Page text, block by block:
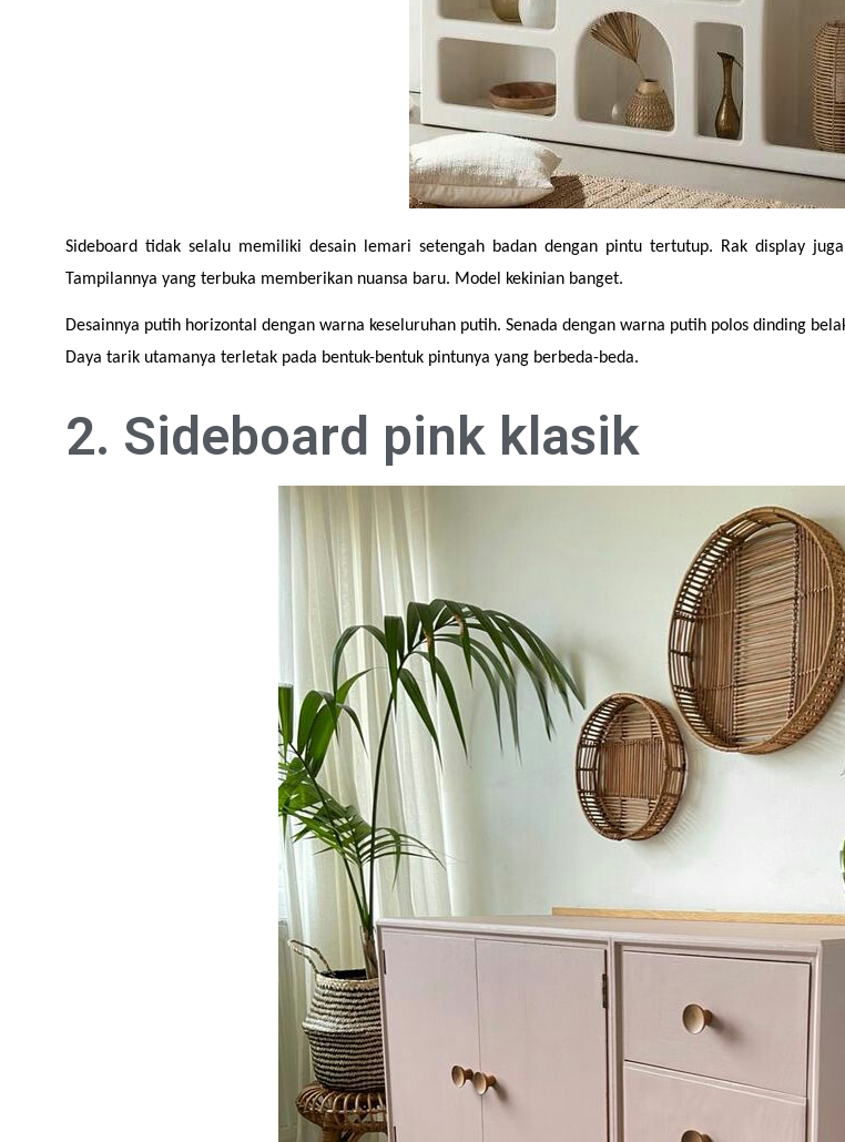
Sideboard tidak selalu memiliki desain lemari setengah badan dengan pintu tertutup. Rak display
Tampilannya yang terbuka memberikan nuansa baru. Model kekinian banget.
Desainnya putih horizontal dengan warna keseluruhan putih. Senada dengan warna putih polos dinding
Daya tarik utamanya terletak pada bentuk-bentuk pintunya yang berbeda-beda.
2. Sideboard pink klasik